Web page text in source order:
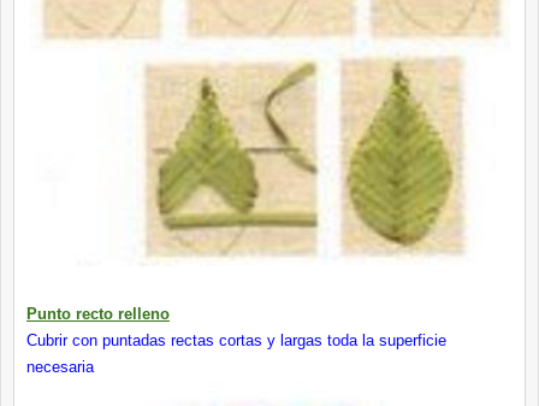
Punto recto relleno
Cubrir con puntadas rectas cortas y largas toda la superficie
necesaria